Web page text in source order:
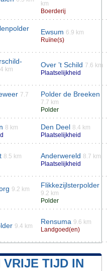
km
Boerderij
Ewsum 6.9 km
Ruïne(s)
km
Over ’t Schild
7.6 km
Plaatselijkheid
7.7
Polder de Breeken
7.7 km
Polder
8 km
Den Deel
8.4 km
Plaatselijkheid
8.5 km
Anderwereld 8.7 km
Plaatselijkheid
9.2 km
Flikkezijlsterpolder
9.2 km
Polder
9.4 km
Rensuma 9.6 km
Landgoed(en)
TIJD IN